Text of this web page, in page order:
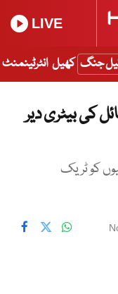
LIVE
جنگ کھیل انٹرٹینمنٹ
کی بیٹری دیر
کو ٹریک